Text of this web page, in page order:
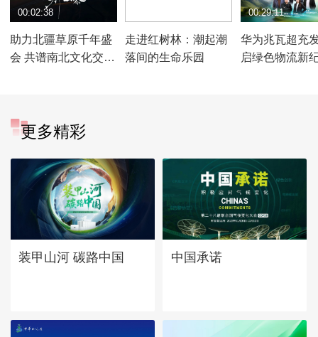
助力北疆草原千年盛
会 共谱南北文化交融
00:02:38
走进红树林：潮起潮
落间的生命乐园
华为兆瓦超充
启绿色物流新
00:29:11
更多精彩
装甲山河 碳路中国 中国承诺